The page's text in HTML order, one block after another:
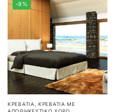
-9%
ΚΡΕΒΆΤΙΑ, ΚΡΕΒΆΤΙΑ ΜΕ